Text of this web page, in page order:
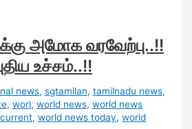
அமோக வரவேற்பு..!!
உச்சம்..!!
news,sgtamilan,tamilnadu news,
,worl,world news,world news
,world news today,world